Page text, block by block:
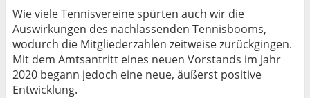
Wie viele Tennisvereine spürten auch wir die
Auswirkungen des nachlassenden Tennisbooms,
wodurch die Mitgliederzahlen zeitweise zurückgingen.
Mit dem Amtsantritt eines neuen Vorstands im Jahr
2020 begann jedoch eine neue, äußerst positive
Entwicklung.